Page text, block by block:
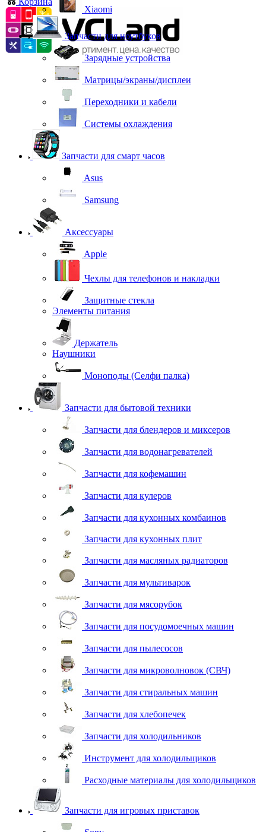
Xiaomi
Запчасти для ноутбуков
Зарядные устройства
Матрицы/экраны/дисплеи
Переходники и кабели
Системы охлаждения
Запчасти для смарт часов
Asus
Samsung
Аксессуары
Apple
Чехлы для телефонов и накладки
Защитные стекла
Элементы питания
Держатель
Наушники
Моноподы (Селфи палка)
Запчасти для бытовой техники
Запчасти для блендеров и миксеров
Запчасти для водонагревателей
Запчасти для кофемашин
Запчасти для кулеров
Запчасти для кухонных комбаинов
Запчасти для кухонных плит
Запчасти для масляных радиаторов
Запчасти для мультиварок
Запчасти для мясорубок
Запчасти для посудомоечных машин
Запчасти для пылесосов
Запчасти для микроволновок (СВЧ)
Запчасти для стиральных машин
Запчасти для хлебопечек
Запчасти для холодильников
Инструмент для холодильщиков
Расходные материалы для холодильщиков
Запчасти для игровых приставок